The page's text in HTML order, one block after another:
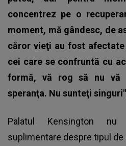
concentrez pe o
moment, mă gândesc, de
căror vieţi au fost
cei care se confruntă cu
formă, vă rog să nu vă
speranţa. Nu sunteţi
Palatul Kensington
suplimentare despre tipul de